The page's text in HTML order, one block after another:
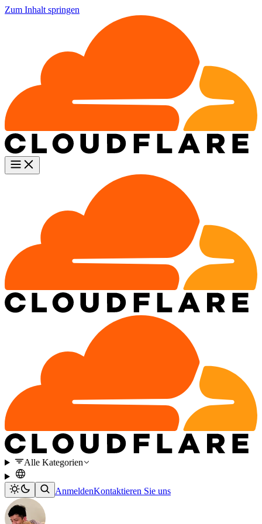
Zum Inhalt springen
Alle Kategorien
AnmeldenKontaktieren Sie uns